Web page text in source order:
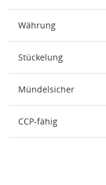
Währung
Stückelung
Mündelsicher
CCP-fähig